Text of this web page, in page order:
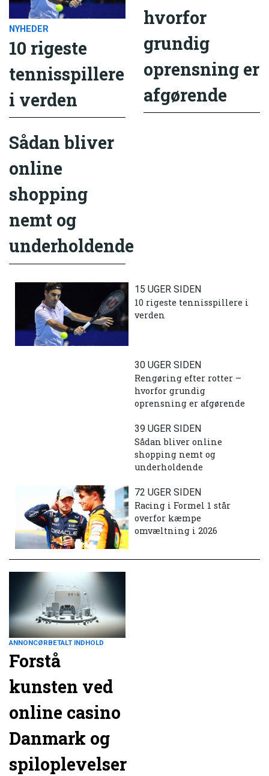
NYHEDER
10 rigeste
tennisspillere
i verden
hvorfor
grundig
oprensning er
afgørende
Sådan bliver
online
shopping
nemt og
underholdende
15 UGER SIDEN
10 rigeste tennisspillere i
verden
30 UGER SIDEN
Rengøring efter rotter –
hvorfor grundig
oprensning er afgørende
39 UGER SIDEN
Sådan bliver online
shopping nemt og
underholdende
72 UGER SIDEN
Racing i Formel 1 står
overfor kæmpe
omvæltning i 2026
ANNONCØRBETALT INDHOLD
Forstå
kunsten ved
online casino
Danmark og
spiloplevelser